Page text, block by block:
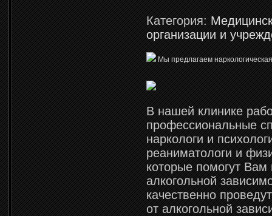
Категория:
организации и
Мы предлагаем
В нашей клинике
профессиональные
наркологи и
реаниматологи и
которые помогут Вам
алкогольной
качественно
от алкогольной